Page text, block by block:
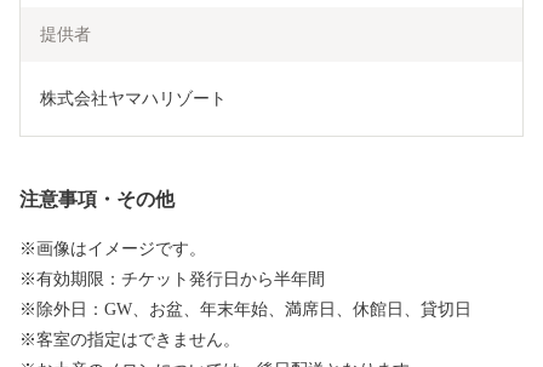
提供者
株式会社ヤマハリゾート
注意事項・その他
※画像はイメージです。
※有効期限：チケット発行日から半年間
※除外日：GW、お盆、年末年始、満席日、休館日、貸切日
※客室の指定はできません。